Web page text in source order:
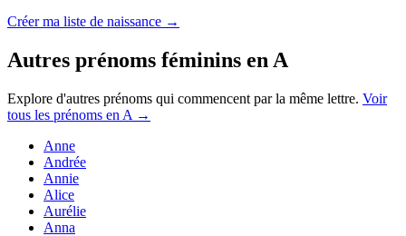
Créer ma liste de naissance →
Autres prénoms féminins en A
Explore d'autres prénoms qui commencent par la même lettre. Voir
tous les prénoms en A →
Anne
Andrée
Annie
Alice
Aurélie
Anna